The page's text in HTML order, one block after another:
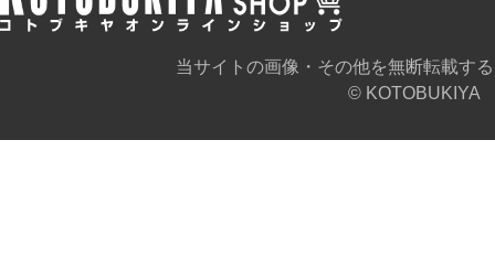
当サイトの画像・その他を無断転載す
© KOTOBUKIYA